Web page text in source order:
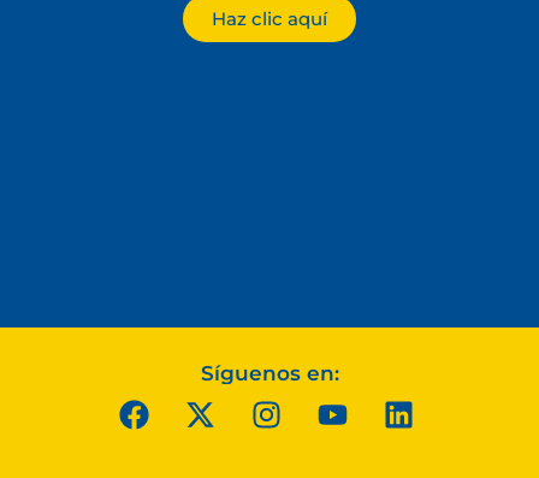
Haz clic aquí
Síguenos en: